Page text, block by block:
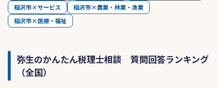
稲沢市×サービス
稲沢市×農業・林業・漁業
稲沢市×医療・福祉
弥生のかんたん税理士相談 質問回答ランキング
（全国）